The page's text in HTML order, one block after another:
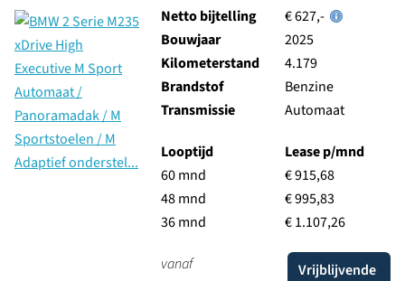
Netto bijtelling
€ 627,-
Bouwjaar
2025
Kilometerstand
4.179
Brandstof
Benzine
Transmissie
Automaat
Looptijd
60 mnd
48 mnd
36 mnd
Lease p/mnd
€ 915,68
€ 995,83
€ 1.107,26
vanaf
Vrijblijvende